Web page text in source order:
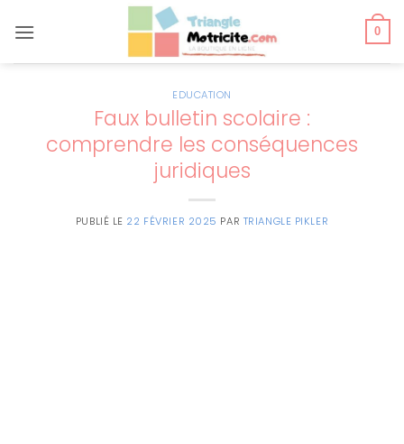
au
0
EDUCATION
Faux bulletin scolaire :
comprendre les conséquences
juridiques
PUBLIÉ LE 22 FÉVRIER 2025 PAR TRIANGLE PIKLER